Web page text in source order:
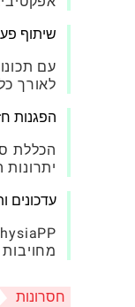
שיתוף
עם
לאורך
הפגנות
הכללת
עדכונים
חסרונות